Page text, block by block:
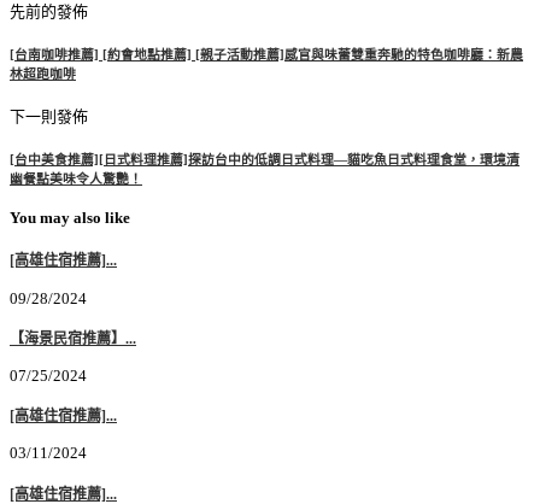
先前的發佈
[台南咖啡推薦] [約會地點推薦] [親子活動推薦]感官與味蕾雙重奔馳的特色咖啡廳：新農
林超跑咖啡
下一則發佈
[台中美食推薦][日式料理推薦]探訪台中的低調日式料理—貓吃魚日式料理食堂，環境清
幽餐點美味令人驚艷！
You may also like
[高雄住宿推薦]...
09/28/2024
【海景民宿推薦】...
07/25/2024
[高雄住宿推薦]...
03/11/2024
[高雄住宿推薦]...